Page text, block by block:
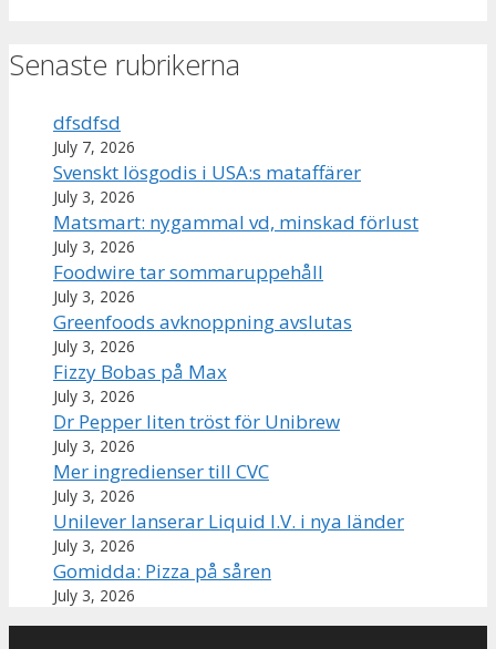
Senaste rubrikerna
dfsdfsd
July 7, 2026
Svenskt lösgodis i USA:s mataffärer
July 3, 2026
Matsmart: nygammal vd, minskad förlust
July 3, 2026
Foodwire tar sommaruppehåll
July 3, 2026
Greenfoods avknoppning avslutas
July 3, 2026
Fizzy Bobas på Max
July 3, 2026
Dr Pepper liten tröst för Unibrew
July 3, 2026
Mer ingredienser till CVC
July 3, 2026
Unilever lanserar Liquid I.V. i nya länder
July 3, 2026
Gomidda: Pizza på såren
July 3, 2026